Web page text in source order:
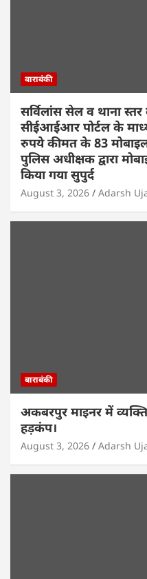
बाराबंकी
सर्विलांस सेल व थाना स्तर
सीईआईआर पोर्टल के
रुपये कीमत के 83
पुलिस अधीक्षक द्वारा
किया गया सुपुर्द
August 3, 2026 Adarsh
बाराबंकी
अकबरपुर माइनर में
हड़कंप।
August 3, 2026 Adarsh